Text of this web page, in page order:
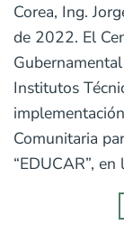
Corea, Ing.
de 2022. El
Institutos
Comunitaria
“EDUCAR”,